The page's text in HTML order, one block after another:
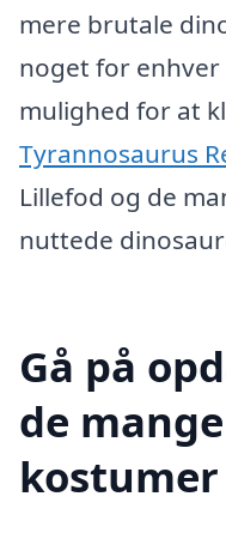
mere brutale
noget for enhver
mulighed for at
Tyrannosaurus
Lillefod og de
nuttede
Gå på
de
kostumer